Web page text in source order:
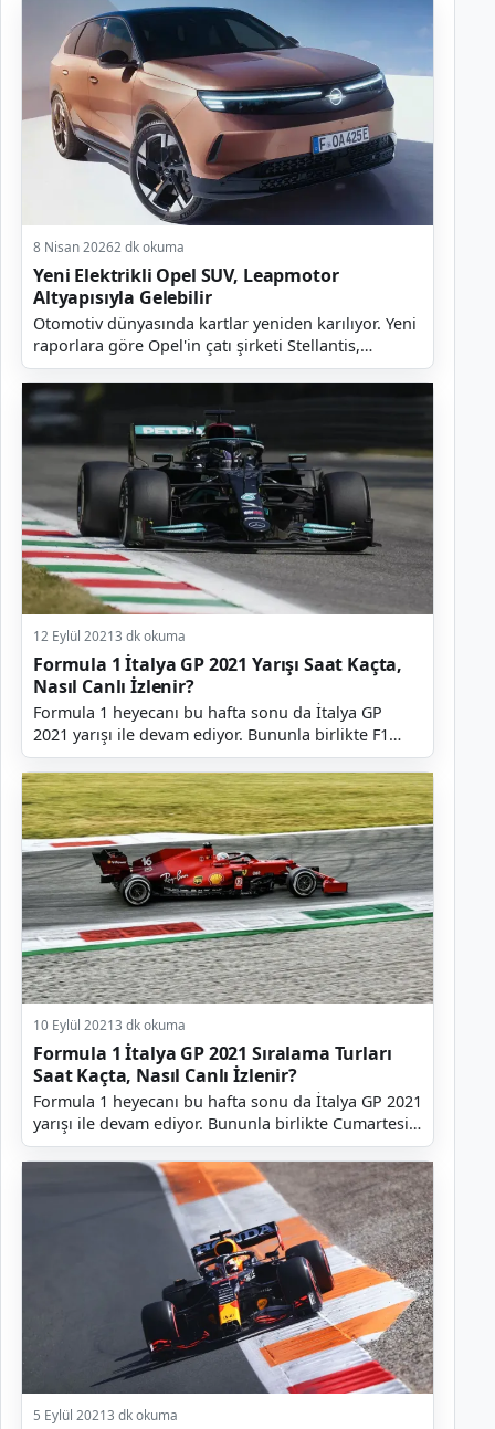
8 Nisan 20262 dk okuma
Yeni Elektrikli Opel SUV, Leapmotor
Altyapısıyla Gelebilir
Otomotiv dünyasında kartlar yeniden karılıyor. Yeni
raporlara göre Opel'in çatı şirketi Stellantis,
elektrikli bir SUV modeli geliştirmek amacıyla büy...
12 Eylül 20213 dk okuma
Formula 1 İtalya GP 2021 Yarışı Saat Kaçta,
Nasıl Canlı İzlenir?
Formula 1 heyecanı bu hafta sonu da İtalya GP
2021 yarışı ile devam ediyor. Bununla birlikte F1
yarışlarını yakından takip eden kişiler...
10 Eylül 20213 dk okuma
Formula 1 İtalya GP 2021 Sıralama Turları
Saat Kaçta, Nasıl Canlı İzlenir?
Formula 1 heyecanı bu hafta sonu da İtalya GP 2021
yarışı ile devam ediyor. Bununla birlikte Cumartesi
günkü sprint sıralama yarışı öncesi bugün (Cuma...
5 Eylül 20213 dk okuma